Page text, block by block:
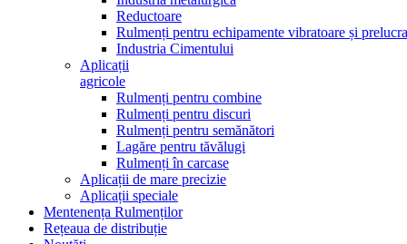
Reductoare
Rulmenți pentru echipamente vibratoare și
Industria Cimentului
Aplicații
agricole
Rulmenți pentru combine
Rulmenți pentru discuri
Rulmenți pentru semănători
Lagăre pentru tăvălugi
Rulmenți în carcase
Aplicații de mare precizie
Aplicații speciale
Mentenența Rulmenților
Rețeaua de distribuție